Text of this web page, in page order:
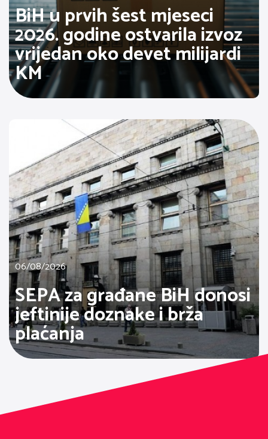
BiH u prvih šest mjeseci
2026. godine ostvarila izvoz
vrijedan oko devet milijardi
KM
06/08/2026
SEPA za građane BiH donosi
jeftinije doznake i brža
plaćanja